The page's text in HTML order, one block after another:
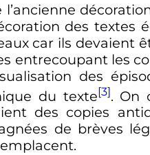
des
car ils devaient
entrecoupant les
des
du texte[3]. On
des copies
de brèves